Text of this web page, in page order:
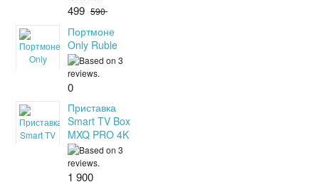
499 590
Портмоне
Only Ruble
0
Приставка
Smart TV Box
MXQ PRO 4K
1 900